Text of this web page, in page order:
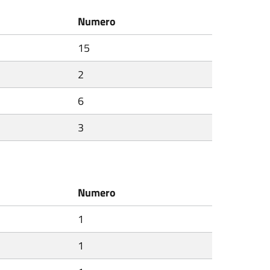
Numero
15
2
6
3
Numero
1
1